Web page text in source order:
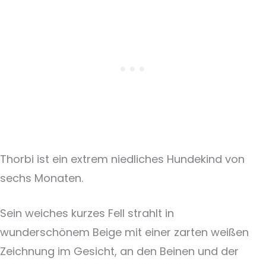
Thorbi ist ein extrem niedliches Hundekind von
sechs Monaten.
Sein weiches kurzes Fell strahlt in
wunderschönem Beige mit einer zarten weißen
Zeichnung im Gesicht, an den Beinen und der